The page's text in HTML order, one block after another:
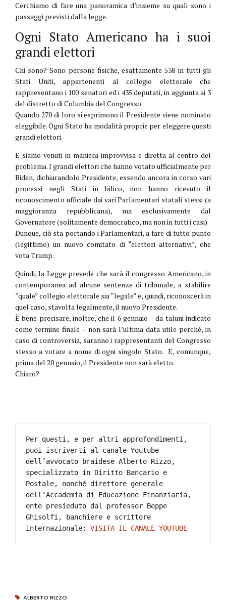
Cerchiamo di fare una panoramica d’insieme su quali sono i
passaggi previsti dalla legge.
Ogni Stato Americano ha i suoi
grandi elettori
Chi sono? Sono persone fisiche, esattamente 538 in tutti gli
Stati Uniti, appartenenti al collegio elettorale che
rappresentano i 100 senatori ed i 435 deputati, in aggiunta ai 3
del distretto di Columbia del Congresso.
Quando 270 di loro si esprimono il Presidente viene nominato
eleggibile. Ogni Stato ha modalità proprie per eleggere questi
grandi elettori.
E siamo venuti in maniera improvvisa e diretta al centro del
problema. I grandi elettori che hanno votato ufficialmente per
Biden, dichiarandolo Presidente, essendo ancora in corso vari
processi negli Stati in bilico, non hanno ricevuto il
riconoscimento ufficiale dai vari Parlamentari statali stessi (a
maggioranza repubblicana), ma esclusivamente dal
Governatore (solitamente democratico, ma non in tutti i casi).
Dunque, ciò sta portando i Parlamentari, a fare di tutto punto
(legittimo) un nuovo comitato di “elettori alternativi”, che
vota Trump.
Quindi, la Legge prevede che sarà il congresso Americano, in
contemporanea ad alcune sentenze di tribunale, a stabilire
“quale” collegio elettorale sia “legale” e, quindi, riconoscerà in
quel caso, stavolta legalmente, il nuovo Presidente.
È bene precisare, inoltre, che il 6 gennaio – da taluni indicato
come termine finale – non sarà l’ultima data utile perché, in
caso di controversia, saranno i rappresentanti del Congresso
stesso a votare a nome di ogni singolo Stato. E, comunque,
prima del 20 gennaio, il Presidente non sarà eletto.
Chiaro?
Per questi, e per altri approfondimenti,
puoi iscriverti al canale Youtube
dell’avvocato braidese Alberto Rizzo,
specializzato in Diritto Bancario e
Postale, nonché direttore generale
dell’Accademia di Educazione Finanziaria,
ente presieduto dal professor Beppe
Ghisolfi, banchiere e scrittore
internazionale: VISITA IL CANALE YOUTUBE
ALBERTO RIZZO